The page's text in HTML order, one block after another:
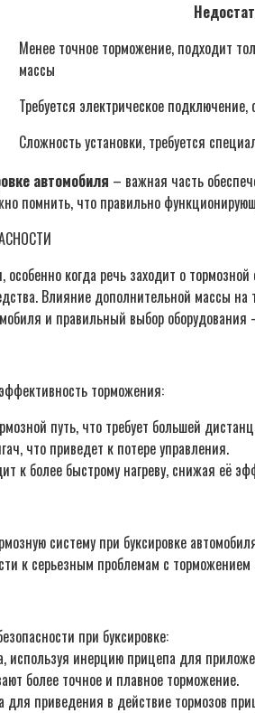
Менее точное торможение, подходит
массы
Требуется электрическое подключение,
Сложность установки, требуется
автомобиля – важная часть
помнить, что правильно
когда речь заходит о
Влияние дополнительной массы
и правильный выбор оборудования
торможения:
путь, что требует большей
что приведет к потере управления.
к более быстрому нагреву, снижая её
систему при буксировке
к серьезным проблемам с
при буксировке:
инерцию прицепа для
более точное и плавное торможение.
для приведения в действие тормозов